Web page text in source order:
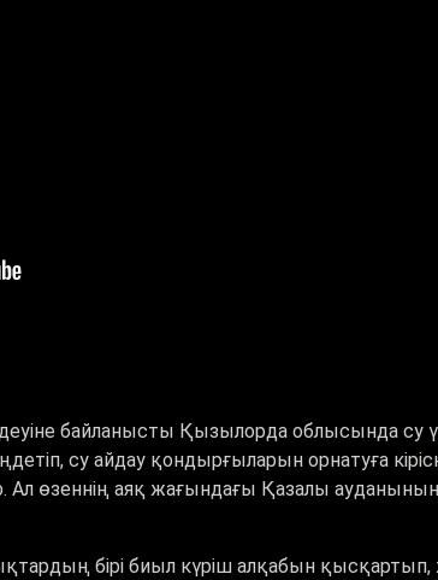
байланысты Қызылорда облысында су
су айдау қондырғыларын орнатуға
Ал өзеннің аяқ жағындағы Қазалы
бірі биыл күріш алқабын